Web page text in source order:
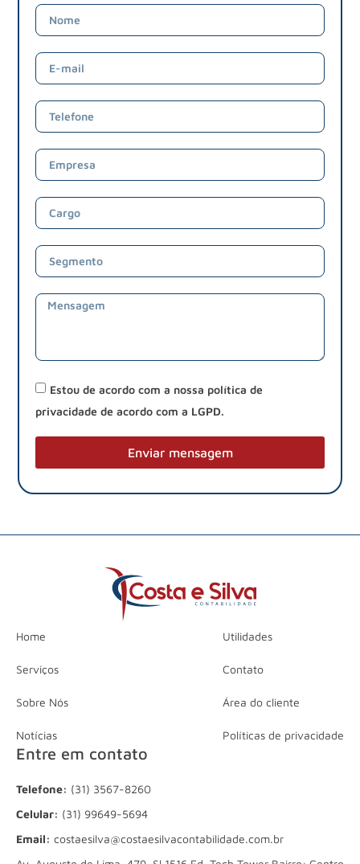
Estou de acordo com a nossa política de
privacidade de acordo com a LGPD.
Enviar mensagem
Home
Serviços
Sobre Nós
Notícias
Utilidades
Contato
Área do cliente
Políticas de privacidade
Entre em contato
Telefone: (31) 3567-8260
Celular: (31) 99649-5694
Email: costaesilva@costaesilvacontabilidade.com.br